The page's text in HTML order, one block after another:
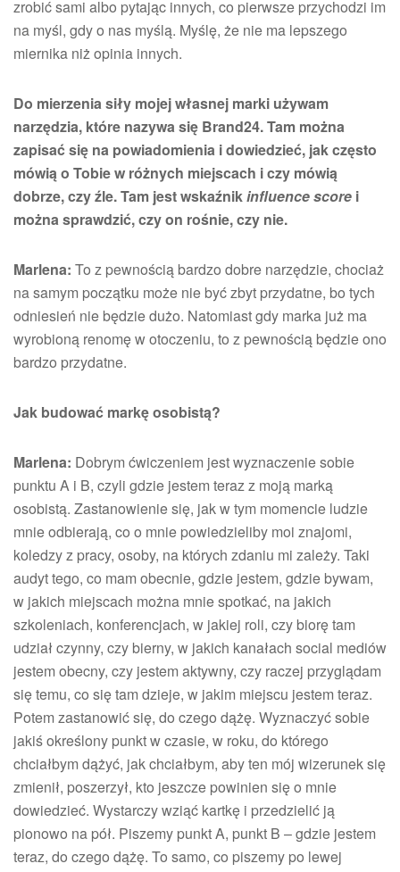
zrobić sami albo pytając innych, co pierwsze przychodzi im
na myśl, gdy o nas myślą. Myślę, że nie ma lepszego
miernika niż opinia innych.
Do mierzenia siły mojej własnej marki używam
narzędzia, które nazywa się Brand24. Tam można
zapisać się na powiadomienia i dowiedzieć, jak często
mówią o Tobie w różnych miejscach i czy mówią
dobrze, czy źle. Tam jest wskaźnikinfluence score i
można sprawdzić, czy on rośnie, czy nie.
Marlena: To z pewnością bardzo dobre narzędzie, chociaż
na samym początku może nie być zbyt przydatne, bo tych
odniesień nie będzie dużo. Natomiast gdy marka już ma
wyrobioną renomę w otoczeniu, to z pewnością będzie ono
bardzo przydatne.
Jak budować markę osobistą?
Marlena: Dobrym ćwiczeniem jest wyznaczenie sobie
punktu A i B, czyli gdzie jestem teraz z moją marką
osobistą. Zastanowienie się, jak w tym momencie ludzie
mnie odbierają, co o mnie powiedzieliby moi znajomi,
koledzy z pracy, osoby, na których zdaniu mi zależy. Taki
audyt tego, co mam obecnie, gdzie jestem, gdzie bywam,
w jakich miejscach można mnie spotkać, na jakich
szkoleniach, konferencjach, w jakiej roli, czy biorę tam
udział czynny, czy bierny, w jakich kanałach social mediów
jestem obecny, czy jestem aktywny, czy raczej przyglądam
się temu, co się tam dzieje, w jakim miejscu jestem teraz.
Potem zastanowić się, do czego dążę. Wyznaczyć sobie
jakiś określony punkt w czasie, w roku, do którego
chciałbym dążyć, jak chciałbym, aby ten mój wizerunek się
zmienił, poszerzył, kto jeszcze powinien się o mnie
dowiedzieć. Wystarczy wziąć kartkę i przedzielić ją
pionowo na pół. Piszemy punkt A, punkt B – gdzie jestem
teraz, do czego dążę. To samo, co piszemy po lewej